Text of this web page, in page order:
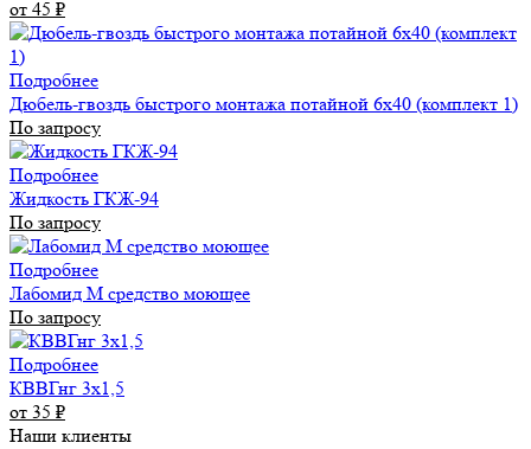
от 45 ₽
Подробнее
Дюбель-гвоздь быстрого монтажа потайной 6х40 (комплект 1)
По запросу
Подробнее
Жидкость ГКЖ-94
По запросу
Подробнее
Лабомид М средство моющее
По запросу
Подробнее
КВВГнг 3х1,5
от 35 ₽
Наши клиенты